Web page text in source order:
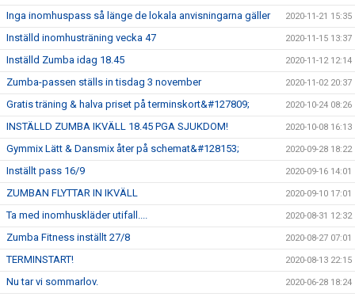
Inga inomhuspass så länge de lokala anvisningarna gäller 2020-11-21 15:35
Inställd inomhusträning vecka 47 2020-11-15 13:37
Inställd Zumba idag 18.45 2020-11-12 12:14
Zumba-passen ställs in tisdag 3 november 2020-11-02 20:37
Gratis träning & halva priset på terminskort&#127809; 2020-10-24 08:26
INSTÄLLD ZUMBA IKVÄLL 18.45 PGA SJUKDOM! 2020-10-08 16:13
Gymmix Lätt & Dansmix åter på schemat&#128153; 2020-09-28 18:22
Inställt pass 16/9 2020-09-16 14:01
ZUMBAN FLYTTAR IN IKVÄLL 2020-09-10 17:01
Ta med inomhuskläder utifall.... 2020-08-31 12:32
Zumba Fitness inställt 27/8 2020-08-27 07:01
TERMINSTART! 2020-08-13 22:15
Nu tar vi sommarlov. 2020-06-28 18:24